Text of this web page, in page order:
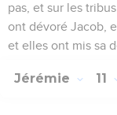
pas, et sur les
ont dévoré Jacob,
et elles ont mis sa
Jérémie 11